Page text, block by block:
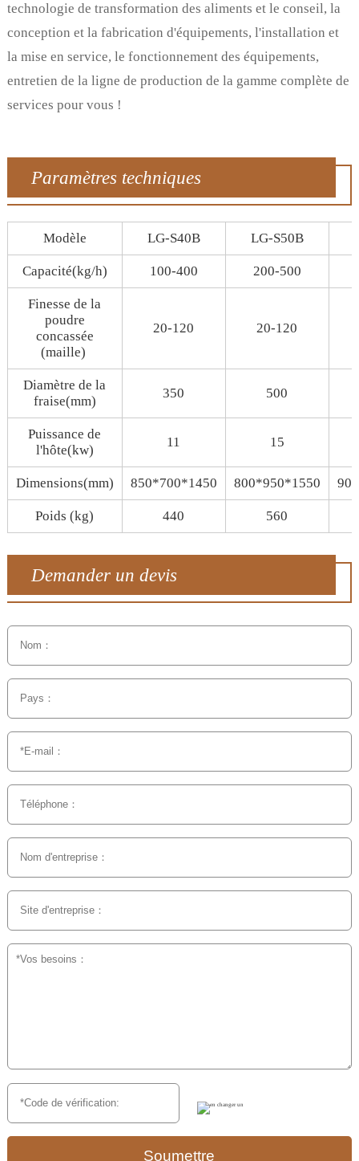
technologie de transformation des aliments et le conseil, la
conception et la fabrication d'équipements, l'installation et
la mise en service, le fonctionnement des équipements,
entretien de la ligne de production de la gamme complète de
services pour vous !
Paramètres techniques
Modèle LG-S40B LG-S50B
Capacité(kg/h) 100-400 200-500
Finesse de la
poudre
concassée
(maille)
20-120 20-120
Diamètre de la
fraise(mm)
350 500
Puissance de
l'hôte(kw)
11 15
Dimensions(mm) 850*700*1450 800*950*1550
Poids (kg) 440 560
Demander un devis
Soumettre